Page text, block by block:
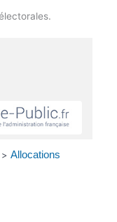
> Allocations